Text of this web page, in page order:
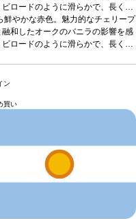
ロードのように滑らかで、長くジ
く。合う料理焼いたサーモン、ラ
ー*本ヴィンテージが在庫切れの場
ヴィンテージに変更されます、ご
鮮やかな赤色。魅力的なチェリープ
和したオークのバニラの影響を感
ロードのように滑らかで、長くジ
ヴィンテージに変更されます、ご
ン
買い